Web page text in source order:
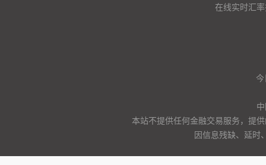
在线实时汇
本站不提供任何金融交易服务，提
因信息残缺、延时